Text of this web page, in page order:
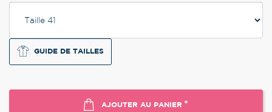
GUIDE DE TAILLES
AJOUTER AU PANIER *